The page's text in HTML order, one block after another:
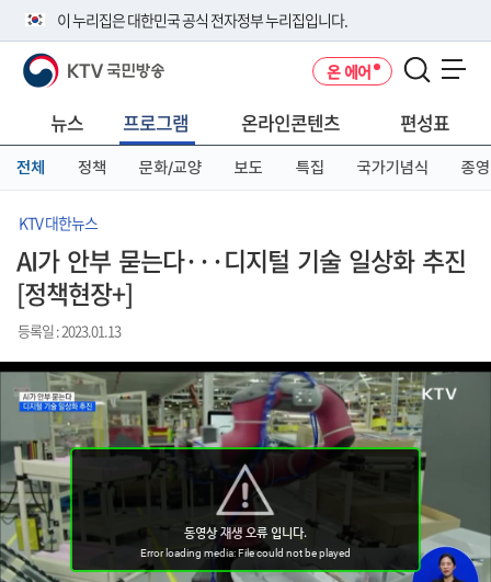
이 누리집은 대한민국 공식 전자정부 누리집입니다.
공식 누리집 주소 확인하기
니다.
이밖에 or.kr 또는 .kr등 다른 도메인 주소를 사용하고 있다면 아래 URL에
서 도메인 주소를 확인해 보세요
KTV 국민방송 온 에어
뉴스 프로그램 온라인콘텐츠 편성표
전체 정책 문화/교양 보도 특집 국가기념식 종영
KTV 대한뉴스
AI가 안부 묻는다···디지털 기술 일상화 추진
[정책현장+]
등록일 : 2023.01.13